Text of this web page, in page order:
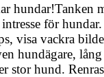
hundar!Tanken
för
visa vackra
hundägare,
stor hund.